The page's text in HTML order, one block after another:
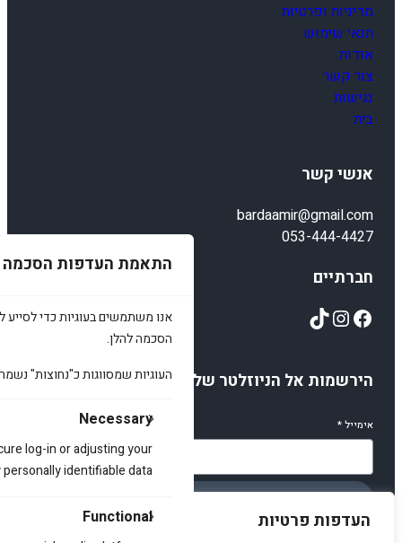
העדפות פרטיות
התאמת העדפות הסכמה
אנו משתמשים בעוגיות כדי לסייע
הסכמה להלן.
העוגיות שמסווגות כ"נחוצות"
Necessary
log-in or adjusting your
identifiable data.
Functional
מדיניות ופרטיות
תנאי שימוש
אודות
צור קשר
נגישות
בית
אנשי קשר
bardaamir@gmail.com
053-444-4427
חברתיים
Facebook
Instagram
TikTok
הירשמות אל הניוזלטר שלנו
אימייל*